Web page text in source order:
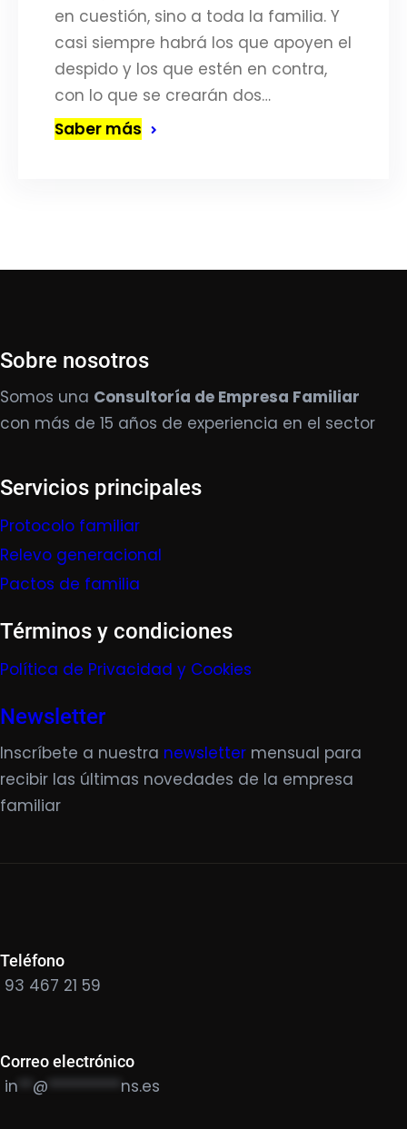
en cuestión, sino a toda la familia. Y
casi siempre habrá los que apoyen el
despido y los que estén en contra,
con lo que se crearán dos…
Saber más
Sobre nosotros
Somos una Consultoría de Empresa Familiar
con más de 15 años de experiencia en el sector
Servicios principales
Protocolo familiar
Relevo generacional
Pactos de familia
Términos y condiciones
Política de Privacidad y Cookies
Newsletter
Inscríbete a nuestra newsletter mensual para
recibir las últimas novedades de la empresa
familiar
Teléfono
93 467 21 59
Correo electrónico
in @ ********** ns.es